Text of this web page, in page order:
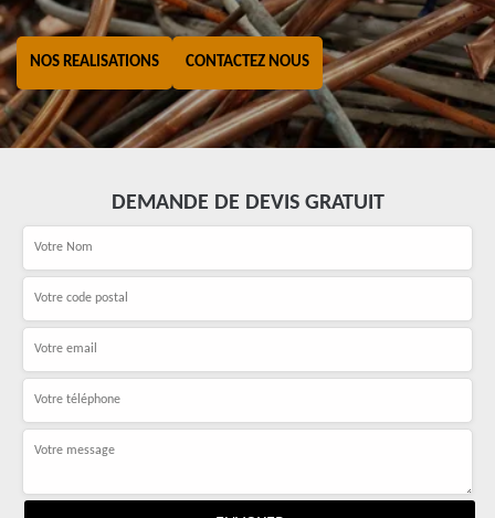
NOS REALISATIONS CONTACTEZ NOUS
DEMANDE DE DEVIS GRATUIT